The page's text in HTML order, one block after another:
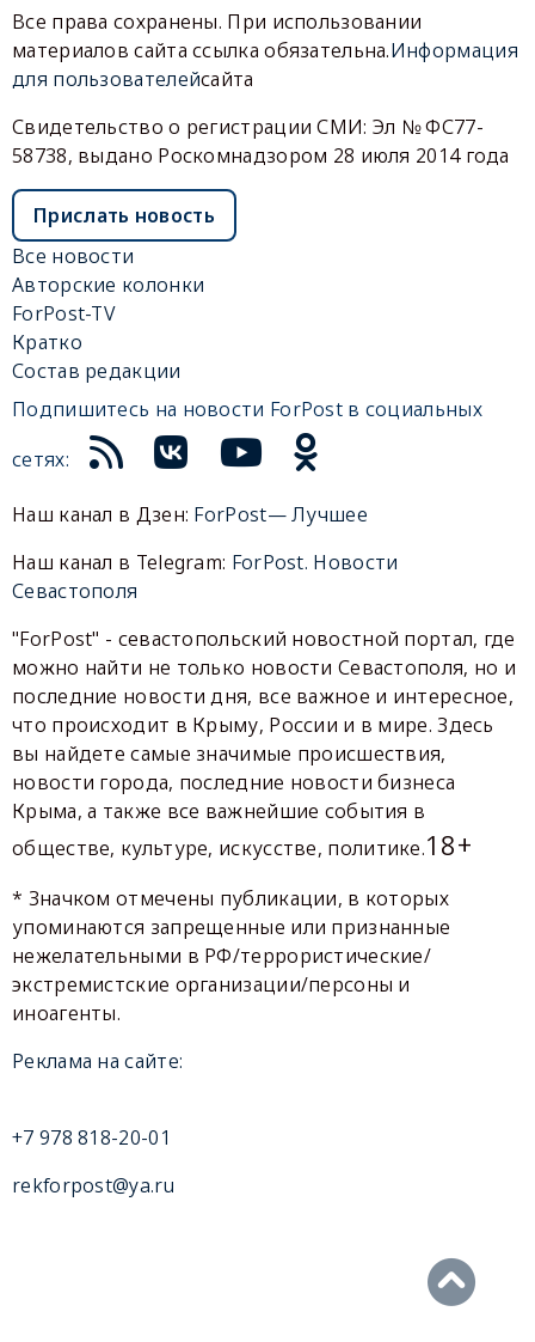
Все права сохранены. При использовании
материалов сайта ссылка обязательна.Информация
для пользователейсайта
Свидетельство о регистрации СМИ: Эл № ФС77-
58738, выдано Роскомнадзором 28 июля 2014 года
Прислать новость
Все новости
Авторские колонки
ForPost-TV
Кратко
Состав редакции
Подпишитесь на новости ForPost в социальных
сетях:
Наш канал в Дзен: ForPost— Лучшее
Наш канал в Telegram: ForPost. Новости
Севастополя
"ForPost" - севастопольский новостной портал, где
можно найти не только новости Севастополя, но и
последние новости дня, все важное и интересное,
что происходит в Крыму, России и в мире. Здесь
вы найдете самые значимые происшествия,
новости города, последние новости бизнеса
Крыма, а также все важнейшие события в
обществе, культуре, искусстве, политике.18+
* Значком отмечены публикации, в которых
упоминаются запрещенные или признанные
нежелательными в РФ/террористические/
экстремистские организации/персоны и
иноагенты.
Реклама на сайте:
+7 978 818-20-01
rekforpost@ya.ru